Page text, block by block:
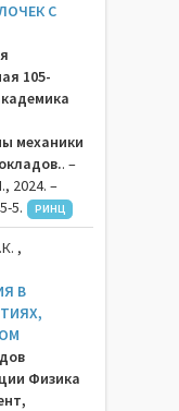
С
105-
механики
. –
2024. –
5.
РИНЦ
,
В
Физика